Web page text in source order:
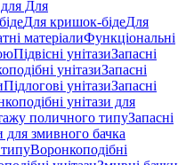
для Для
Для кришок-бідеДля
матеріалиФункціональні
Підвісні унітазиЗапасні
унітазиЗапасні
Підлогові унітазиЗапасні
унітази для
поличного типуЗапасні
для змивного бачка
Воронкоподібні